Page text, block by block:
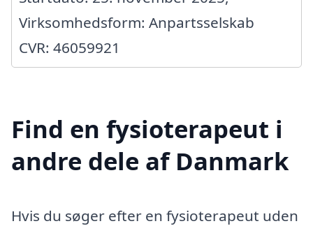
Virksomhedsform: Anpartsselskab
CVR: 46059921
Find en fysioterapeut i
andre dele af Danmark
Hvis du søger efter en fysioterapeut uden